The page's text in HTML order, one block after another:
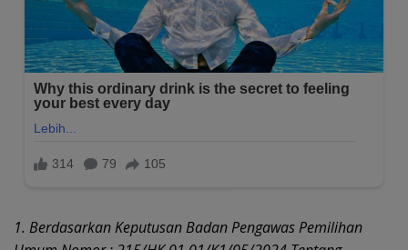
1. Berdasarkan Keputusan Badan Pengawas Pemilihan